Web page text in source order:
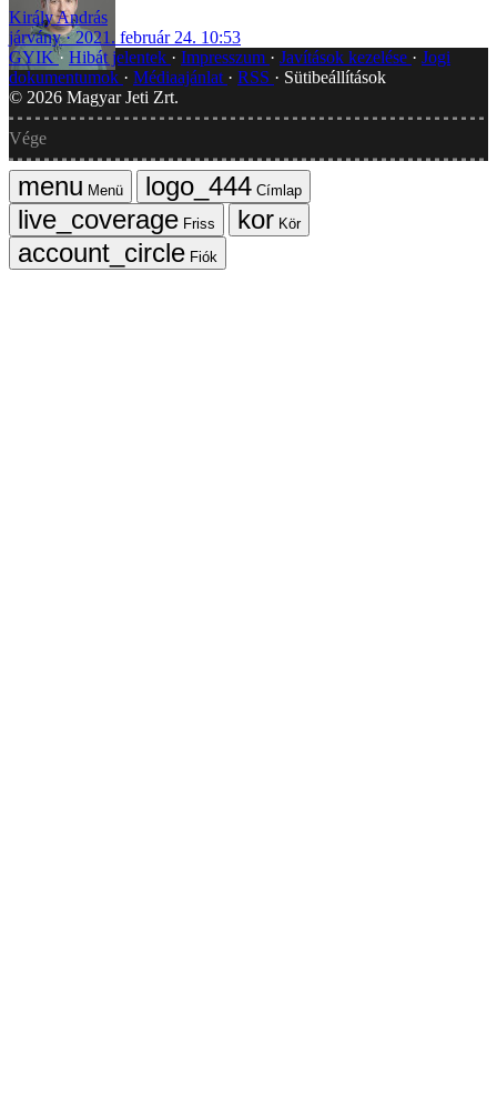
Király András
járvány
2021. február 24. 10:53
GYIK Hibát jelentek Impresszum Javítások kezelése
Jogi
dokumentumok
Médiaajánlat RSS
Sütibeállítások
© 2026 Magyar Jeti Zrt.
Vége
Menü
Címlap
Friss
Kör
Fiók